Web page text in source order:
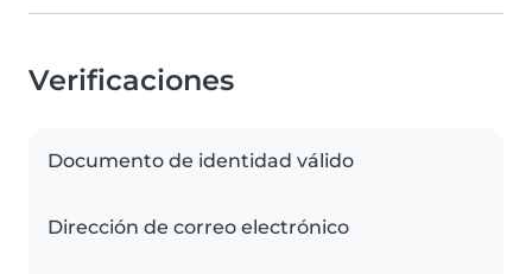
Verificaciones
Documento de identidad válido
Dirección de correo electrónico